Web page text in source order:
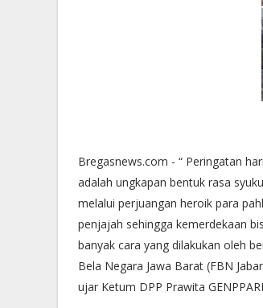
Bregasnews.com - “ Peringatan
adalah ungkapan bentuk rasa
melalui perjuangan heroik para
penjajah sehingga kemerdekaan
banyak cara yang dilakukan oleh
Bela Negara Jawa Barat (FBN
ujar Ketum DPP Prawita